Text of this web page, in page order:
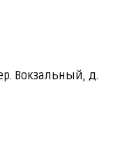
Вокзальный, д.